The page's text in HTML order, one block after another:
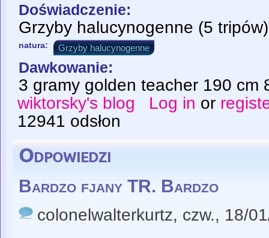
Doświadczenie:
Grzyby halucynogenne (5 tripów)
natura: Grzyby halucynogenne
Dawkowanie:
3 gramy golden teacher 190 cm
wiktorsky's blog
Log in or
12941 odsłon
Odpowiedzi
Bardzo fjany TR. Bardzo
colonelwalterkurtz, czw., 18/